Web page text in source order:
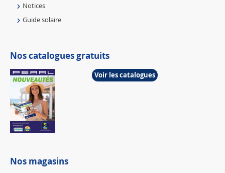
Notices
Guide solaire
Nos catalogues gratuits
Voir les catalogues
Nos magasins